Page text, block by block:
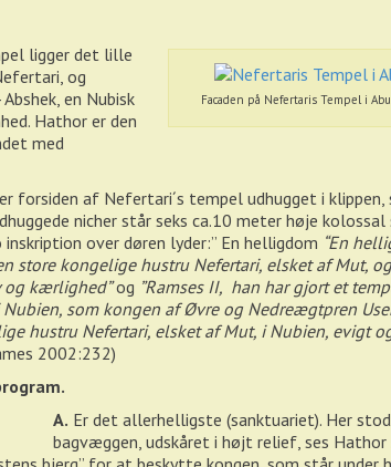
Facaden på Nefertaris Tempel i Abu
ligger det lille
og
en Nubisk
Hathor er den
med
forsiden af Nefertari´s tempel udhugget i klippen,
nicher står seks ca.10 meter høje
over døren lyder:” En helligdom “En
store kongelige hustru Nefertari, elsket af Mut,
og kærlighed”og ”Ramses II, han har gjort et
som kongen af Øvre og Nedreægtpren
hustru Nefertari, elsket af Mut, i Nubien, evigt
2002:232)
A. Er det allerhelligste (sanktuariet). Her
bagvæggen, udskåret i højt relief, ses Hathor